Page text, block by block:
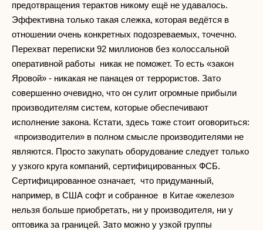
предотвращения терактов никому ещё не удавалось.
Эффективна только такая слежка, которая ведётся в
отношении очень конкретных подозреваемых, точечно.
Перехват переписки 92 миллионов без колоссальной
оперативной работы никак не поможет. То есть «закон
Яровой» - никакая не панацея от террористов. Зато
совершенно очевидно, что он сулит огромные прибыли
производителям систем, которые обеспечивают
исполнение закона. Кстати, здесь тоже стоит оговориться:
«производители» в полном смысле производителями не
являются. Просто закупать оборудование следует только
у узкого круга компаний, сертифицированных ФСБ.
Сертифицированное означает, что придуманный,
например, в США софт и собранное в Китае «железо»
нельзя больше приобретать, ни у производителя, ни у
оптовика за границей. Зато можно у узкой группы